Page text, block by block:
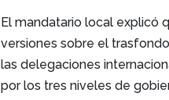
El mandatario local explicó
versiones sobre el
las delegaciones
por los tres niveles de